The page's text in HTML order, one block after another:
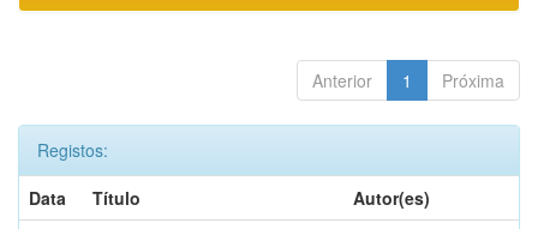
Anterior 1 Próxima
Registos:
Data
Título
Autor(es)